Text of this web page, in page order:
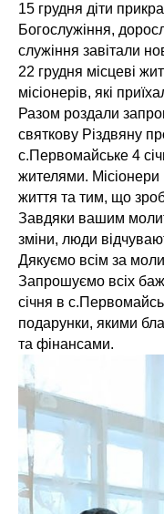
15 грудня діти
Богослужіння,
служіння завітали
22 грудня місцеві
місіонерів, які
Разом роздали
святкову Різдвяну
с.Первомайське 4
жителями. Місіонери
життя та тим, що
Завдяки вашим
зміни, люди
Дякуємо всім за
Запрошуємо всіх
січня в
подарунки, якими
та фінансами.